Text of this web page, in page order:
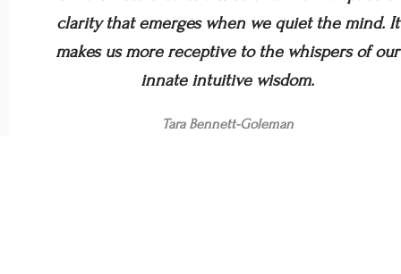
clarity that emerges when we quiet the mind. It
makes us more receptive to the whispers of our
innate intuitive wisdom.
Tara Bennett-Goleman